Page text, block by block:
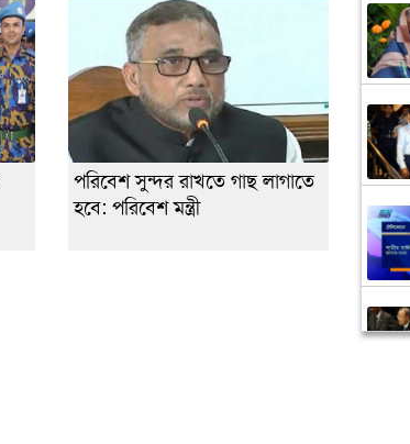
পরিবেশ সুন্দর রাখতে গাছ লাগাতে
হবে: পরিবেশ মন্ত্রী